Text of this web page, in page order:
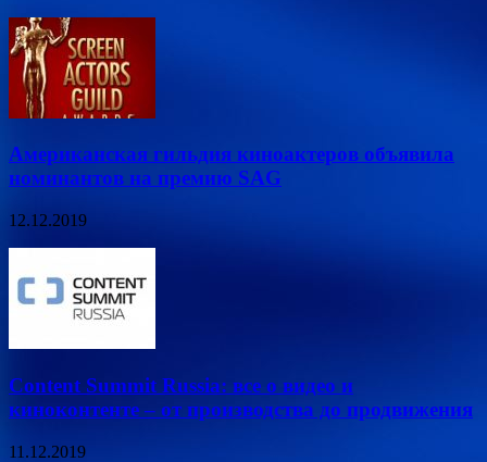
Американская гильдия киноактеров объявила
номинантов на премию SAG
12.12.2019
Content Summit Russia: все о видео и
киноконтенте – от производства до продвижения
11.12.2019